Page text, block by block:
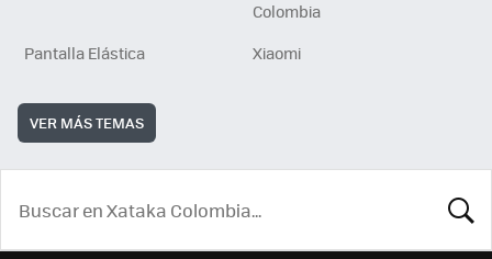
Colombia
Pantalla Elástica
Xiaomi
VER MÁS TEMAS